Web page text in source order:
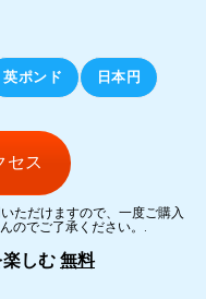
英ポンド 日本円
セス
ただけますので、一度ご購入
のでご了承ください。.
しむ 無料